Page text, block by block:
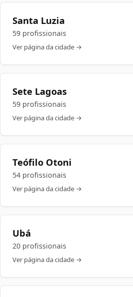
Santa Luzia
59 profissionais
Ver página da cidade →
Sete Lagoas
59 profissionais
Ver página da cidade →
Teófilo Otoni
54 profissionais
Ver página da cidade →
Ubá
20 profissionais
Ver página da cidade →